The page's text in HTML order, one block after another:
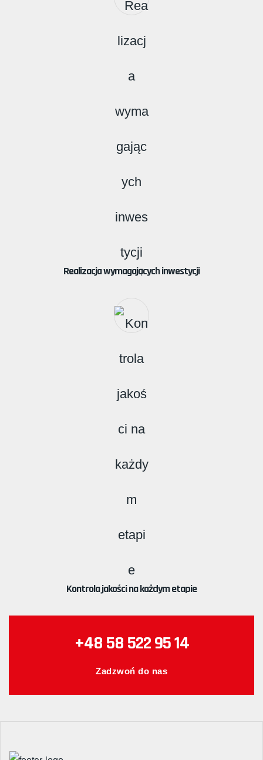
Realizacja wymagających inwestycji
Kontrola jakości na każdym etapie
+48 58 522 95 14
Zadzwoń do nas